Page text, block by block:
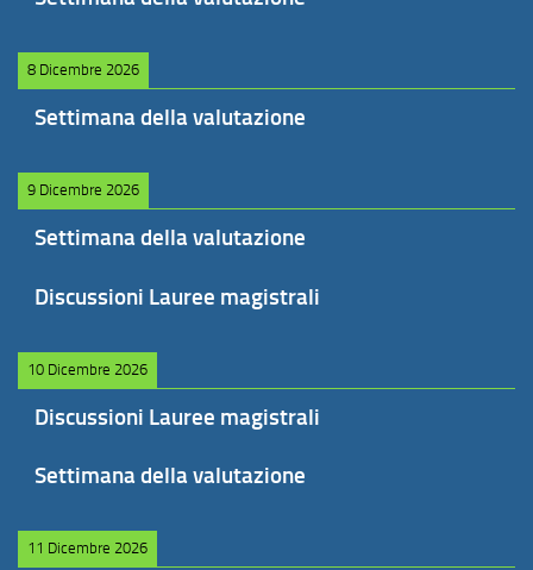
8 Dicembre 2026
Settimana della valutazione
9 Dicembre 2026
Settimana della valutazione
Discussioni Lauree magistrali
10 Dicembre 2026
Discussioni Lauree magistrali
Settimana della valutazione
11 Dicembre 2026